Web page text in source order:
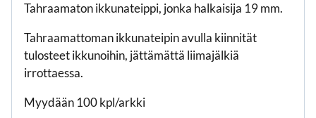
Tahraamaton ikkunateippi, jonka halkaisija 19 mm.
Tahraamattoman ikkunateipin avulla kiinnität
tulosteet ikkunoihin, jättämättä liimajälkiä
irrottaessa.
Myydään 100 kpl/arkki